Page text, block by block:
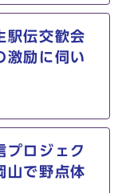
駅伝交歓会
激励に伺い
ロジェク
山で野点体